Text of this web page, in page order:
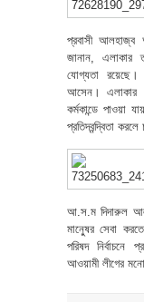
প্রবাসী আলহাজ্ব
জানান,
যোগ্যতা রয়েছে।
আসেন। এলাকার
কর্মকান্ডে পাওয়া
প্রতিদ্বন্দ্বিতা
আ.স.ম দিদারুল
মানু্েষর সেবা
পরিষদ নির্বাচনে
আওয়ামী লীগের